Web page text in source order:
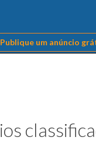
Publique um anúncio